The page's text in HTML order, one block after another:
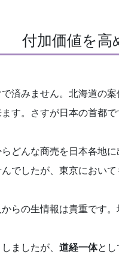
付加価値を高
済みません。北海道の
す。さすが日本の首都で
どんな商売を日本各地
でしたが、東京において
らの生情報は貴重です
ましたが、 道経一体とし